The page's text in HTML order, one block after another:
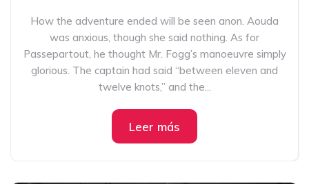
How the adventure ended will be seen anon. Aouda
was anxious, though she said nothing. As for
Passepartout, he thought Mr. Fogg’s manoeuvre simply
glorious. The captain had said “between eleven and
twelve knots,” and the...
Leer más